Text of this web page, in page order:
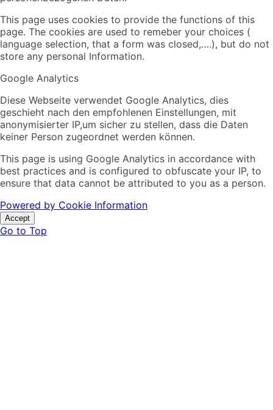
This page uses cookies to provide the functions of this
page. The cookies are used to remeber your choices (
language selection, that a form was closed,….), but do not
store any personal Information.
Google Analytics
Diese Webseite verwendet Google Analytics, dies
geschieht nach den empfohlenen Einstellungen, mit
anonymisierter IP,um sicher zu stellen, dass die Daten
keiner Person zugeordnet werden können.
This page is using Google Analytics in accordance with
best practices and is configured to obfuscate your IP, to
ensure that data cannot be attributed to you as a person.
Powered by Cookie Information
Accept
Go to Top